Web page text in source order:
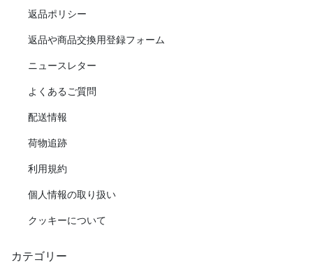
返品ポリシー
返品や商品交換用登録フォーム
ニュースレター
よくあるご質問
配送情報
荷物追跡
利用規約
個人情報の取り扱い
クッキーについて
カテゴリー